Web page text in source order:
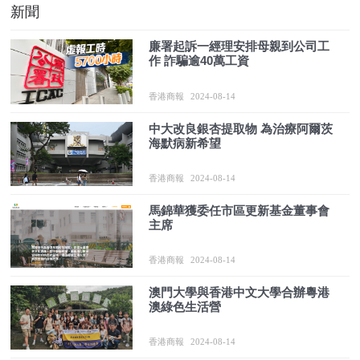
新聞
廉署起訴一經理安排母親到公司工
作 詐騙逾40萬工資
香港商報 2024-08-14
中大改良銀杏提取物 為治療阿爾茨
海默病新希望
香港商報 2024-08-14
馬錦華獲委任市區更新基金董事會
主席
香港商報 2024-08-14
澳門大學與香港中文大學合辦粵港
澳綠色生活營
香港商報 2024-08-14